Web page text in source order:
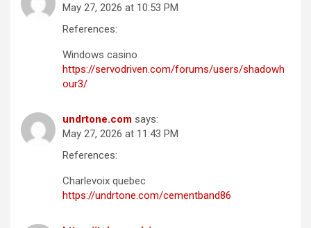
May 27, 2026 at 10:53 PM
References:
Windows casino
https://servodriven.com/forums/users/shadowh
our3/
undrtone.com says:
May 27, 2026 at 11:43 PM
References:
Charlevoix quebec
https://undrtone.com/cementband86